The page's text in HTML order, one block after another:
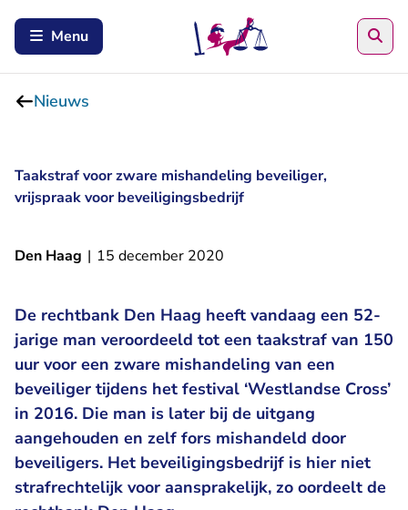
Menu
Nieuws
Taakstraf voor zware mishandeling beveiliger,
vrijspraak voor beveiligingsbedrijf
Den Haag | 15 december 2020
De rechtbank Den Haag heeft vandaag een 52-
jarige man veroordeeld tot een taakstraf van 150
uur voor een zware mishandeling van een
beveiliger tijdens het festival ‘Westlandse Cross’
in 2016. Die man is later bij de uitgang
aangehouden en zelf fors mishandeld door
beveiligers. Het beveiligingsbedrijf is hier niet
strafrechtelijk voor aansprakelijk, zo oordeelt de